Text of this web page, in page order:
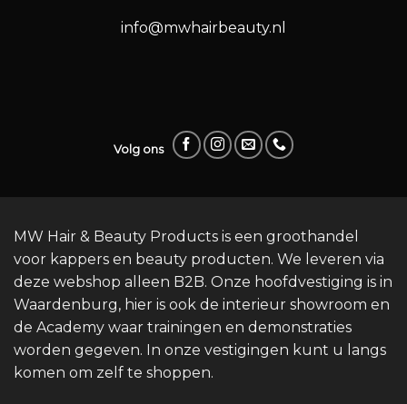
info@mwhairbeauty.nl
Volg ons
MW Hair & Beauty Products is een groothandel
voor kappers en beauty producten. We leveren via
deze webshop alleen B2B. Onze hoofdvestiging is in
Waardenburg, hier is ook de interieur showroom en
de Academy waar trainingen en demonstraties
worden gegeven. In onze vestigingen kunt u langs
komen om zelf te shoppen.